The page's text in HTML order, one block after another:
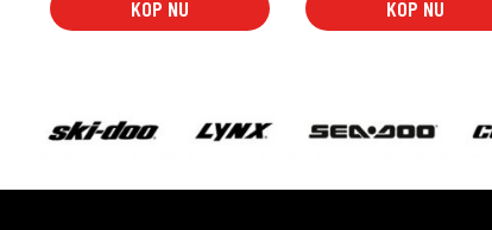
KÖP NU KÖP NU